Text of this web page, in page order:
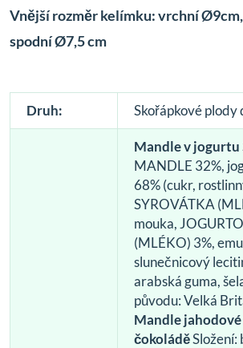
Vnější rozměr kelímku: vrchní
spodní Ø7,5 cm
Druh: Skořápkové plody
Mandle v jogurtu
MANDLE 32%,
68% (cukr,
SYROVÁTKA
mouka,
(MLÉKO) 3%,
slunečnicový
arabská guma,
původu: Velká
Mandle
čokoláděSložení: